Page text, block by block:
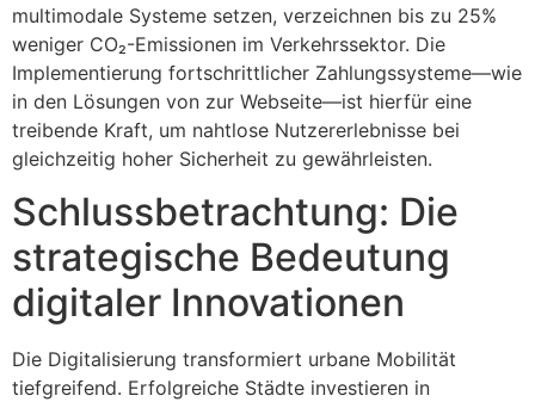
multimodale Systeme setzen, verzeichnen bis zu 25%
weniger CO₂-Emissionen im Verkehrssektor. Die
Implementierung fortschrittlicher Zahlungssysteme—wie
in den Lösungen von zur Webseite—ist hierfür eine
treibende Kraft, um nahtlose Nutzererlebnisse bei
gleichzeitig hoher Sicherheit zu gewährleisten.
Schlussbetrachtung: Die
strategische Bedeutung
digitaler Innovationen
Die Digitalisierung transformiert urbane Mobilität
tiefgreifend. Erfolgreiche Städte investieren in